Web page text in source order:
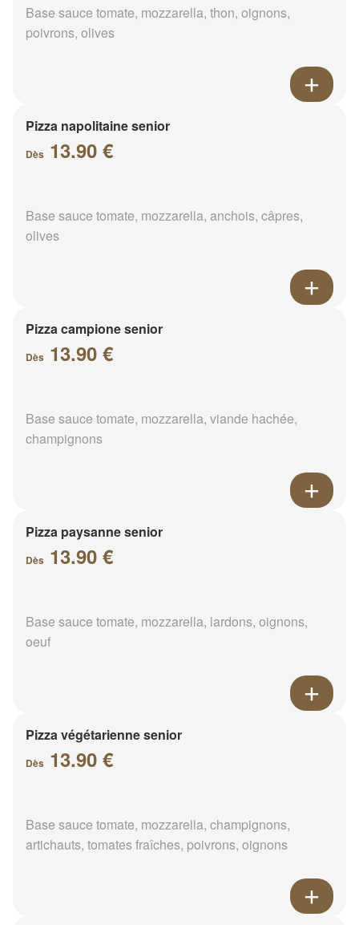
Base sauce tomate, mozzarella, thon, oignons,
poivrons, olives
Pizza napolitaine senior
Dès 13.90 €
Base sauce tomate, mozzarella, anchois, câpres,
olives
Pizza campione senior
Dès 13.90 €
Base sauce tomate, mozzarella, viande hachée,
champignons
Pizza paysanne senior
Dès 13.90 €
Base sauce tomate, mozzarella, lardons, oignons,
oeuf
Pizza végétarienne senior
Dès 13.90 €
Base sauce tomate, mozzarella, champignons,
artichauts, tomates fraîches, poivrons, oignons